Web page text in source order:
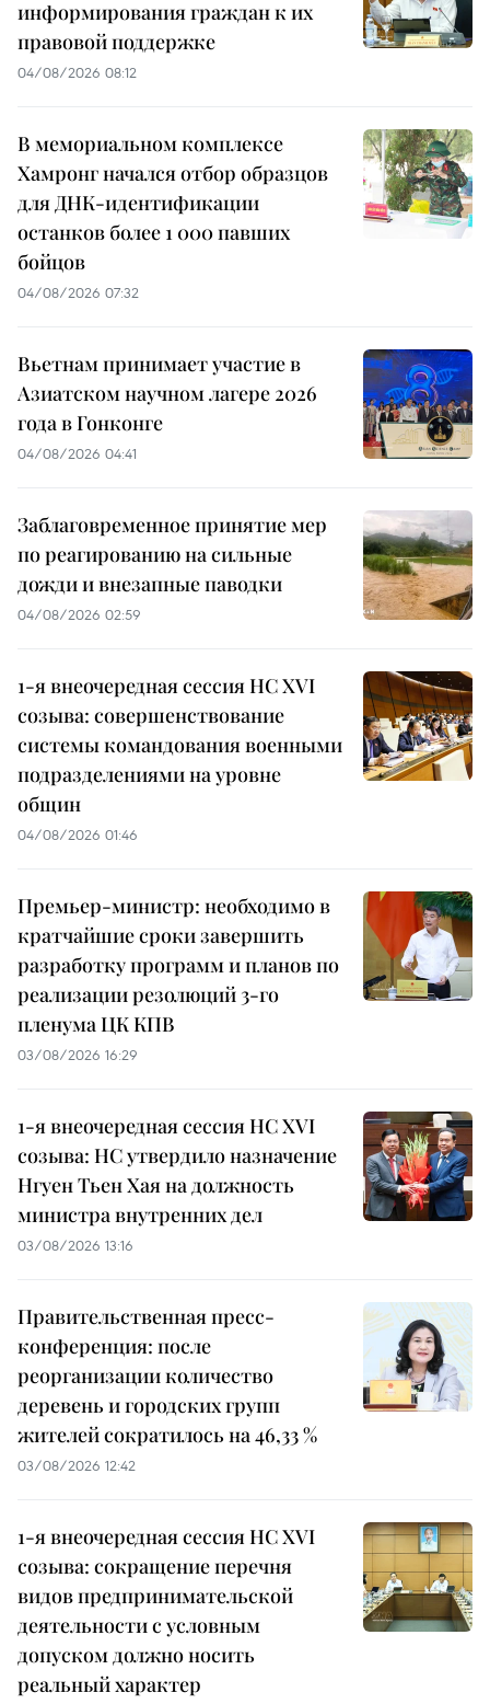
информирования граждан к их
правовой поддержке
04/08/2026 08:12
В мемориальном комплексе
Хамронг начался отбор образцов
для ДНК-идентификации
останков более 1 000 павших
бойцов
04/08/2026 07:32
Вьетнам принимает участие в
Азиатском научном лагере 2026
года в Гонконге
04/08/2026 04:41
Заблаговременное принятие мер
по реагированию на сильные
дожди и внезапные паводки
04/08/2026 02:59
1-я внеочередная сессия НС XVI
созыва: совершенствование
системы командования военными
подразделениями на уровне
общин
04/08/2026 01:46
Премьер-министр: необходимо в
кратчайшие сроки завершить
разработку программ и планов по
реализации резолюций 3-го
пленума ЦК КПВ
03/08/2026 16:29
1-я внеочередная сессия НС XVI
созыва: НС утвердило назначение
Нгуен Тьен Хая на должность
министра внутренних дел
03/08/2026 13:16
Правительственная пресс-
конференция: после
реорганизации количество
деревень и городских групп
жителей сократилось на 46,33 %
03/08/2026 12:42
1-я внеочередная сессия НС XVI
созыва: сокращение перечня
видов предпринимательской
деятельности с условным
допуском должно носить
реальный характер